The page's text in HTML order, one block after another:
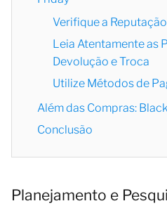
Verifique a
Leia Atentamente as
Devolução e Troca
Utilize Métodos de
Além das Compras:
Conclusão
Planejamento e